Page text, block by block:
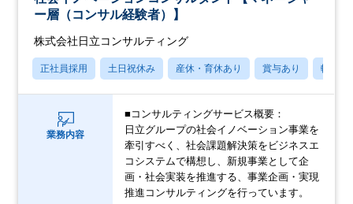
ー層（コンサル経験者）】
株式会社日立コンサルティング
正社員採用 土日祝休み 産休・育休あり 賞与あり 転勤な
業務内容
■コンサルティングサービス概要：
日立グループの社会イノベーション事業を
牽引すべく、社会課題解決策をビジネスエ
コシステムで構想し、新規事業として企
画・社会実装を推進する、事業企画・実現
推進コンサルティングを行っています。